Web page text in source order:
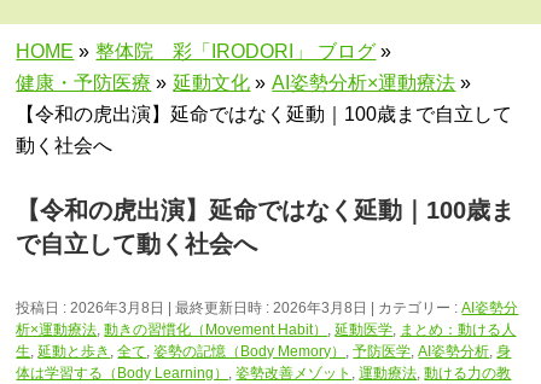
HOME » 整体院 彩「IRODORI」 ブログ »
健康・予防医療 » 延動文化 » AI姿勢分析×運動療法 »
【令和の虎出演】延命ではなく延動｜100歳まで自立して
動く社会へ
【令和の虎出演】延命ではなく延動｜100歳ま
で自立して動く社会へ
投稿日 : 2026年3月8日 最終更新日時 : 2026年3月8日 カテゴリー :AI姿勢分
析×運動療法,動きの習慣化（Movement Habit） ,延動医学, まとめ：動ける人
生,延動と歩き ,全て,姿勢の記憶（Body Memory） ,予防医学,AI姿勢分析,身
体は学習する（Body Learning） ,姿勢改善メゾット ,運動療法,動ける力の教